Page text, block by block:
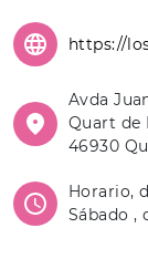
https://
Avda
Quart de
46930
Horario,
Sábado ,